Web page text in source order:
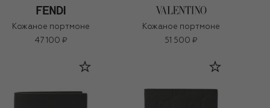
Кожаное портмоне
47 100 ₽
Кожаное портмоне
51 500 ₽